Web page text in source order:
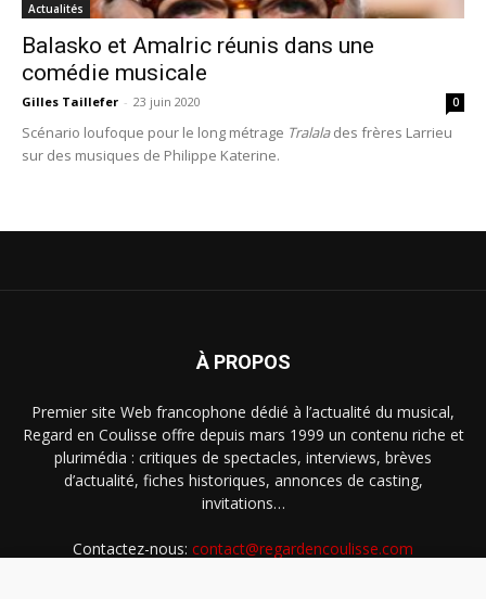
Actualités
Balasko et Amalric réunis dans une
comédie musicale
Gilles Taillefer - 23 juin 2020 0
Scénario loufoque pour le long métrage Tralalades frères Larrieu
sur des musiques de Philippe Katerine.
À PROPOS
Premier site Web francophone dédié à l’actualité du musical,
Regard en Coulisse offre depuis mars 1999 un contenu riche et
plurimédia : critiques de spectacles, interviews, brèves
d’actualité, fiches historiques, annonces de casting,
invitations…
Contactez-nous: contact@regardencoulisse.com